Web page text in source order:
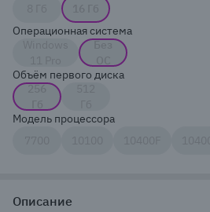
Операционная система
Без
Объём первого диска
256
Модель процессора
Описание